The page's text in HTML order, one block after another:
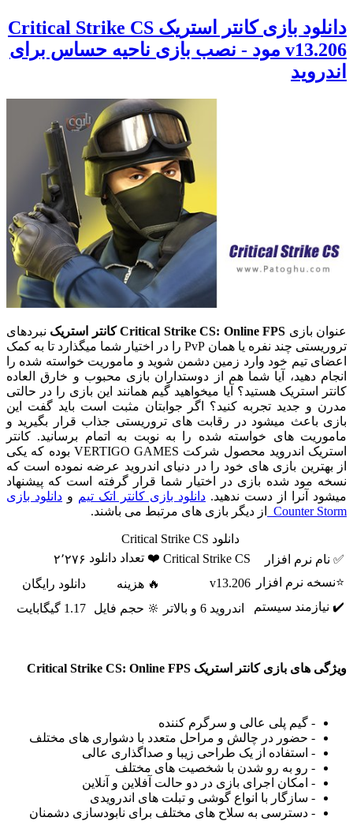
دانلود بازی کانتر استریک Critical Strike CS
v13.206 مود - نصب بازی ناحیه حساس برای
اندروید
عنوان بازی Critical Strike CS: Online FPSکانتر استریک نبردهای
تروریستی چند نفره یا همان PvP را در اختیار شما میگذارد تا به کمک
اعضای تیم خود وارد زمین دشمن شوید و ماموریت خواسته شده را
انجام دهید، آیا شما هم از دوستداران بازی محبوب و خارق العاده
کانتر استریک هستید؟ آیا میخواهید گیم همانند این بازی را در حالتی
مدرن و جدید تجربه کنید؟ اگر جوابتان مثبت است باید گفت این
بازی باعث میشود در رقابت های تروریستی جذاب قرار بگیرید و
ماموریت های خواسته شده را به نوبت به اتمام برسانید. کانتر
استریک اندروید محصول شرکت VERTIGO GAMES بوده که یکی
از بهترین بازی های خود را در دنیای اندروید عرضه نموده است که
نسخه مود شده بازی در اختیار شما قرار گرفته است که پیشنهاد
میشود آنرا از دست ندهید. دانلود بازی کانتر اتک تیم و دانلود بازی
Counter Storm
از دیگر بازی های مرتبط می باشند.
دانلود Critical Strike CS
✅ نام نرم افزار
Critical Strike CS ❤️ تعداد دانلود ۲٬۲۷۶
⭐نسخه نرم افزار
v13.206 🔥 هزینه
دانلود رایگان
✔️ نیازمند سیستم
اندروید 6 و بالاتر 🔆 حجم فایل 1.17 گیگابایت
ویژگی های بازی کانتر استریک Critical Strike CS: Online FPS
- گیم پلی عالی و سرگرم کننده
- حضور در چالش و مراحل متعدد با دشواری های مختلف
- استفاده از یک طراحی زیبا و صداگذاری عالی
- رو به رو شدن با شخصیت های مختلف
- امکان اجرای بازی در دو حالت آفلاین و آنلاین
- سازگار با انواع گوشی و تبلت های اندرویدی
- دسترسی به سلاح های مختلف برای نابودسازی دشمنان